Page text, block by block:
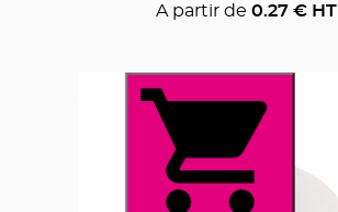
A partir de 0.27€ HT